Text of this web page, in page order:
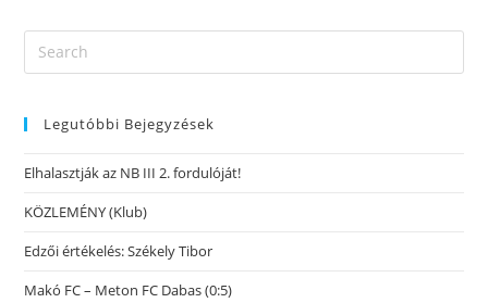
Legutóbbi Bejegyzések
Elhalasztják az NB III 2. fordulóját!
KÖZLEMÉNY (Klub)
Edzői értékelés: Székely Tibor
Makó FC – Meton FC Dabas (0:5)